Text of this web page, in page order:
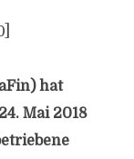
]
hat
Mai 2018